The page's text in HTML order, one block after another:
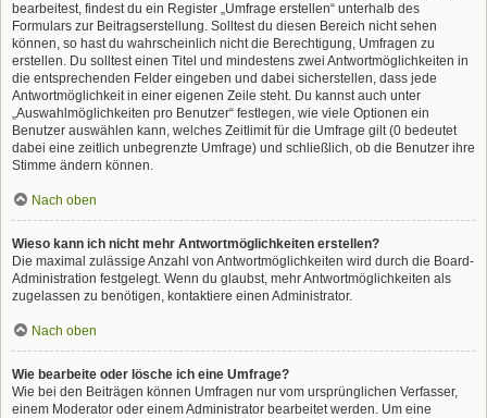
bearbeitest, findest du ein Register „Umfrage erstellen“ unterhalb des
Formulars zur Beitragserstellung. Solltest du diesen Bereich nicht sehen
können, so hast du wahrscheinlich nicht die Berechtigung, Umfragen zu
erstellen. Du solltest einen Titel und mindestens zwei Antwortmöglichkeiten in
die entsprechenden Felder eingeben und dabei sicherstellen, dass jede
Antwortmöglichkeit in einer eigenen Zeile steht. Du kannst auch unter
„Auswahlmöglichkeiten pro Benutzer“ festlegen, wie viele Optionen ein
Benutzer auswählen kann, welches Zeitlimit für die Umfrage gilt (0 bedeutet
dabei eine zeitlich unbegrenzte Umfrage) und schließlich, ob die Benutzer ihre
Stimme ändern können.
Nach oben
Wieso kann ich nicht mehr Antwortmöglichkeiten erstellen?
Die maximal zulässige Anzahl von Antwortmöglichkeiten wird durch die Board-
Administration festgelegt. Wenn du glaubst, mehr Antwortmöglichkeiten als
zugelassen zu benötigen, kontaktiere einen Administrator.
Nach oben
Wie bearbeite oder lösche ich eine Umfrage?
Wie bei den Beiträgen können Umfragen nur vom ursprünglichen Verfasser,
einem Moderator oder einem Administrator bearbeitet werden. Um eine